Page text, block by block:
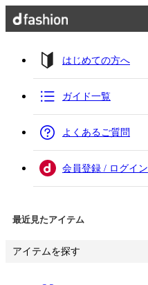
はじめての方へ
ガイド一覧
よくあるご質問
会員登録 / ログイン
最近見たアイテム
アイテムを探す